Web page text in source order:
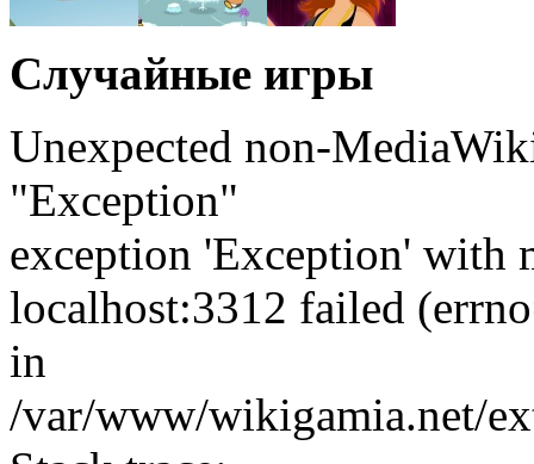
Случайные игры
Unexpected non-
"Exception"
exception 'Exception' with
localhost:3312 failed
in
/var/www/wikigamia.net/